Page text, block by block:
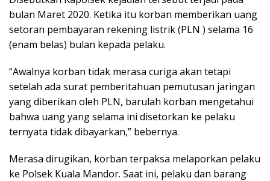
bulan Maret 2020. Ketika itu korban memberikan uang
setoran pembayaran rekening listrik (PLN ) selama 16
(enam belas) bulan kepada pelaku.
“Awalnya korban tidak merasa curiga akan tetapi
setelah ada surat pemberitahuan pemutusan jaringan
yang diberikan oleh PLN, barulah korban mengetahui
bahwa uang yang selama ini disetorkan ke pelaku
ternyata tidak dibayarkan,” bebernya.
Merasa dirugikan, korban terpaksa melaporkan pelaku
ke Polsek Kuala Mandor. Saat ini, pelaku dan barang